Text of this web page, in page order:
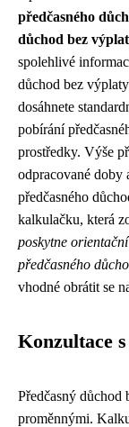
předčasného
důchod bez
spolehlivé
důchod bez
dosáhnete
pobírání
prostředky. Výše
odpracované doby
předčasného
kalkulačku, která
poskytne
předčasného
vhodné obrátit se
Konzultace
Předčasný důchod
proměnnými.